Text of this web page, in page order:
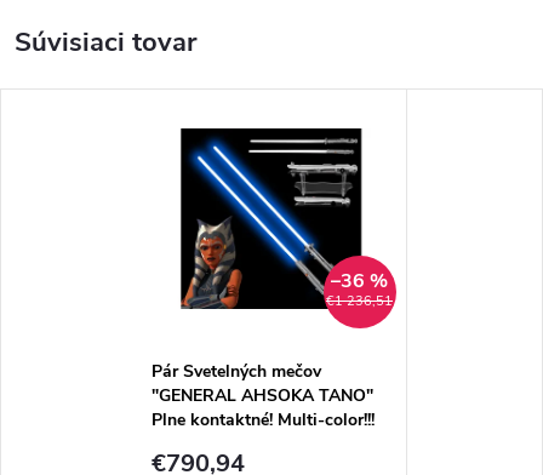
Súvisiaci tovar
€1 236,51
–36 %
Pár Svetelných mečov
"GENERAL AHSOKA TANO"
Plne kontaktné! Multi-color!!!
€790,94